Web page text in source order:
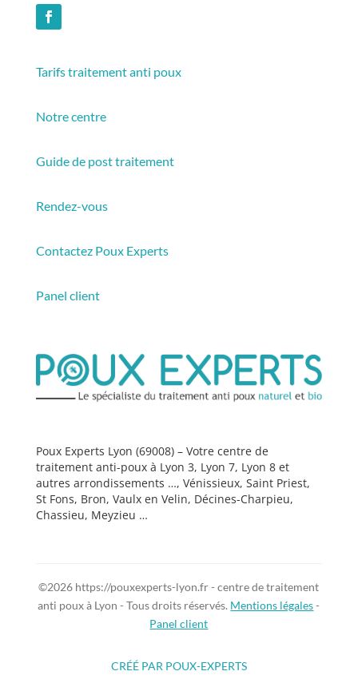
Tarifs traitement anti poux
Notre centre
Guide de post traitement
Rendez-vous
Contactez Poux Experts
Panel client
Poux Experts Lyon (69008) – Votre centre de
traitement anti-poux à Lyon 3, Lyon 7, Lyon 8 et
autres arrondissements …, Vénissieux, Saint Priest,
St Fons, Bron, Vaulx en Velin, Décines-Charpieu,
Chassieu, Meyzieu …
©2026 https://pouxexperts-lyon.fr - centre de traitement
anti poux à Lyon - Tous droits réservés. Mentions légales-
Panel client
CRÉÉ PAR POUX-EXPERTS